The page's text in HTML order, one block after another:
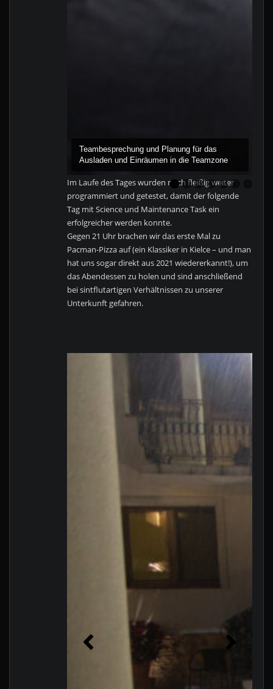
Teambesprechung und Planung für das
Ausladen und Einräumen in die Teamzone
Im Laufe des Tages wurden noch fleißig weiter
programmiert und getestet, damit der folgende
Tag mit Science und Maintenance Task ein
erfolgreicher werden konnte.
Gegen 21 Uhr brachen wir das erste Mal zu
Pacman-Pizza auf (ein Klassiker in Kielce – und man
hat uns sogar direkt aus 2021 wiedererkannt!), um
das Abendessen zu holen und sind anschließend
bei sintflutartigen Verhältnissen zu unserer
Unterkunft gefahren.